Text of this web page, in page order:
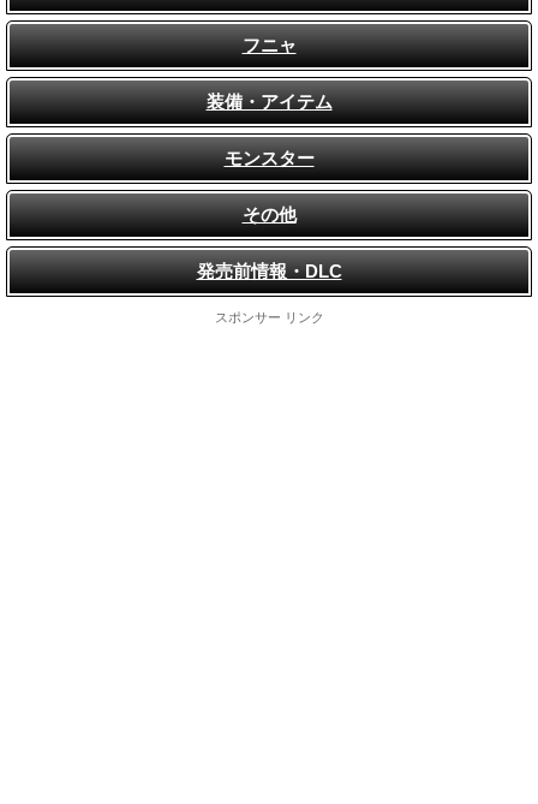
フニャ
装備・アイテム
モンスター
その他
発売前情報・DLC
スポンサー リンク